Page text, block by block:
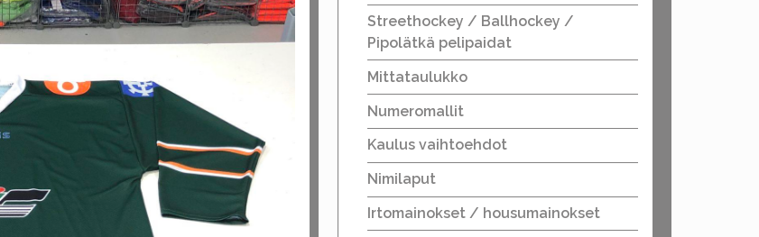
Streethockey / Ballhockey /
Pipolätkä pelipaidat
Mittataulukko
Numeromallit
Kaulus vaihtoehdot
Nimilaput
Irtomainokset / housumainokset